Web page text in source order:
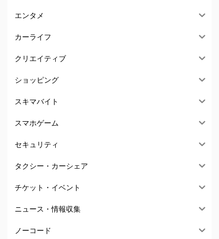
エンタメ
カーライフ
クリエイティブ
ショッピング
スキマバイト
スマホゲーム
セキュリティ
タクシー・カーシェア
チケット・イベント
ニュース・情報収集
ノーコード